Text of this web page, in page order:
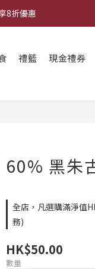
8折優惠
8折優惠
張！
禮籃 現金禮券
60% 黑朱
全店，凡選購滿淨值
務)
HK$50.00
數量